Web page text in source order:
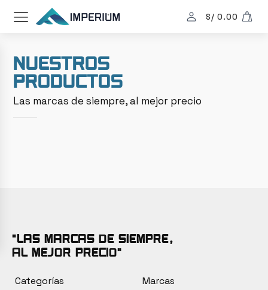
S/ 0.00
Nuestros
productos
Las marcas de siempre, al mejor precio
"Las marcas de siempre,
al mejor precio"
Categorías Marcas